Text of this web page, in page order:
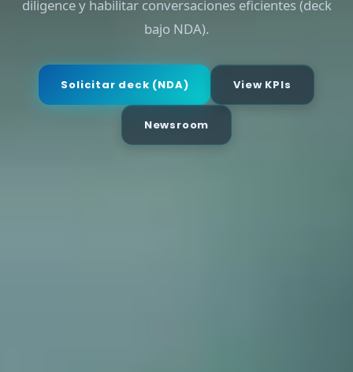
diligence y habilitar conversaciones eficientes (deck
bajo NDA).
Solicitar deck (NDA) View KPIs
Newsroom